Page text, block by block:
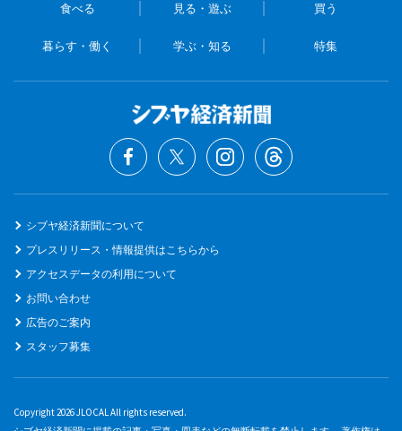
食べる 見る・遊ぶ 買う
暮らす・働く 学ぶ・知る 特集
シブヤ経済新聞について
プレスリリース・情報提供はこちらから
アクセスデータの利用について
お問い合わせ
広告のご案内
スタッフ募集
Copyright 2026 JLOCAL All rights reserved.